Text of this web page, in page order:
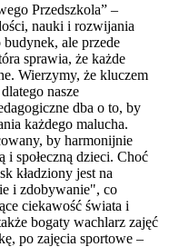
Przedszkola” –
nauki i rozwijania
ale przede
sprawia, że każde
Wierzymy, że kluczem
nasze
dba o to, by
każdego malucha.
by harmonijnie
i społeczną dzieci. Choć
kładziony jest na
i zdobywanie", co
ciekawość świata i
bogaty wachlarz zajęć
po zajęcia sportowe –